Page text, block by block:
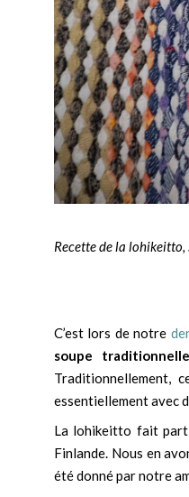
Recette de la
C’est lors de notre
soupe
Traditionnellement,
essentiellement avec
La lohikeitto fait
Finlande. Nous en
été donné par notre